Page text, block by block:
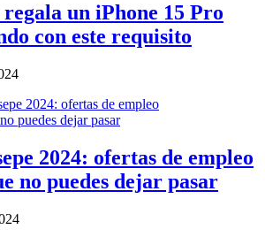
un iPhone 15 Pro
con este requisito
2024: ofertas de empleo
no puedes dejar pasar